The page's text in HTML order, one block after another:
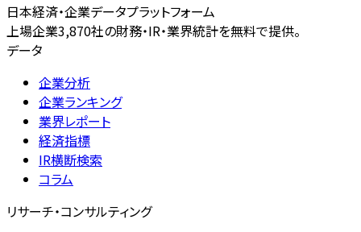
日本経済・企業データプラットフォーム
上場企業3,870社の財務・IR・業界統計を無料で提供。
データ
企業分析
企業ランキング
業界レポート
経済指標
IR横断検索
コラム
リサーチ・コンサルティング